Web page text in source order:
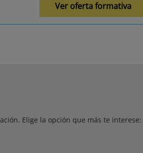
Ver oferta formativa
Elige la opción que más te interese: